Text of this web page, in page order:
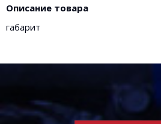
Описание товара
габарит